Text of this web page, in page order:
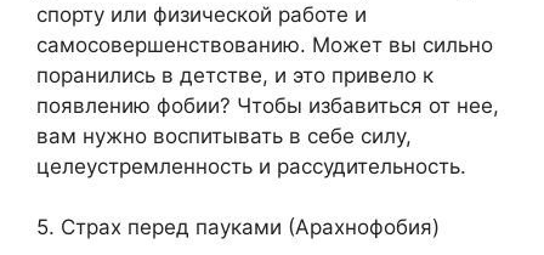
спорту или физической работе и
самосовершенствованию. Может вы сильно
поранились в детстве, и это привело к
появлению фобии? Чтобы избавиться от нее,
вам нужно воспитывать в себе силу,
целеустремленность и рассудительность.
5. Страх перед пауками (Арахнофобия)